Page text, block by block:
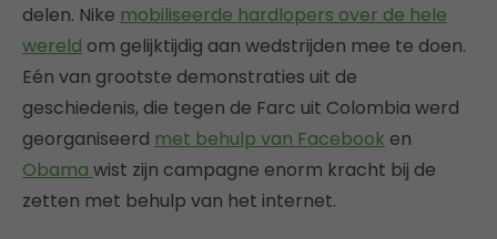
delen. Nike mobiliseerde hardlopers over de hele
wereld om gelijktijdig aan wedstrijden mee te doen.
Eén van grootste demonstraties uit de
geschiedenis, die tegen de Farc uit Colombia werd
georganiseerd met behulp van Facebook en
Obama wist zijn campagne enorm kracht bij de
zetten met behulp van het internet.